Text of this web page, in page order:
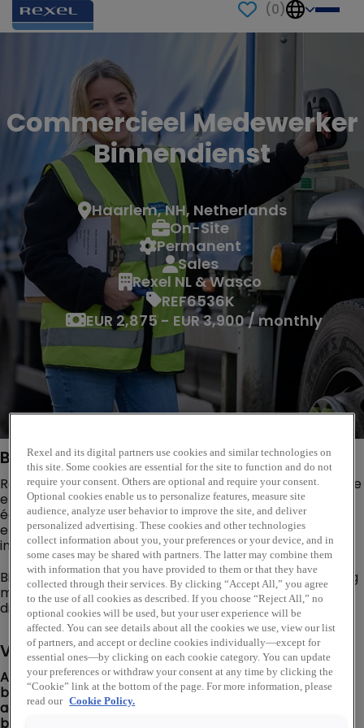
(0)
Commercieel Medewerker
Binnendienst
Haarlem, NH, Netherlands
On-Site
Permanent
Sales
Rexel NL & Wasco
REF6536K
EUR 2,875 - EUR 3,900 / monthly
Bedrijfsomschrijving
Rexel Nederland en Wasco slaan de handen ineen om de
energietransitie te versnellen. Samen groeien we naar
één krachtige organisatie die klanten helpt met slimme
en toekomstbestendige oplossingen in elektro- en
installatietechniek.
Bij Rexel Nederland werk je in een dynamische omgeving
met volop ontwikkelmogelijkheden en lever je een
directe bijdrage aan een duurzamer Nederland.
Vacatureomschrijving
Als Commercieel Medewerker Binnendienst in Haarlem
ben jij dé verbindende factor tussen klant,
accountmanager en organisatie. Jij houdt alles in
beweging en zorgt ervoor dat klanten snel,
Rexel and its digital partners use cookies and similar technologies on
this site. Some cookies are essential for the site to function and do not
require your consent. Others are optional and require your consent.
Optional cookies enable us to personalize features, measure site
audience, analyze user behavior to improve the site, and deliver
personalized advertising. These cookies and other technologies
collect information about you, your preferences or your device, and in
some cases may be shared with partners. The latter may combine them
with information that you have provided to them or that they have
collected through their services. By clicking “Accept All,” you agree
to the use of all cookies as described. If you choose “Reject All,” no
optional cookies will be used, but your user experience will be
affected. You can see details about all the cookies we use, view our list
of partners, and accept or decline cookies individually—except for
essential ones—by clicking on each cookie category. You can update
your preferences or withdraw your consent at any time by clicking the
“Cookie” link at the bottom of the page. For more information, please
read our Cookie Policy.